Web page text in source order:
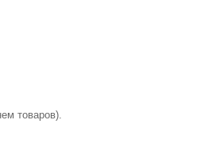
товаров).